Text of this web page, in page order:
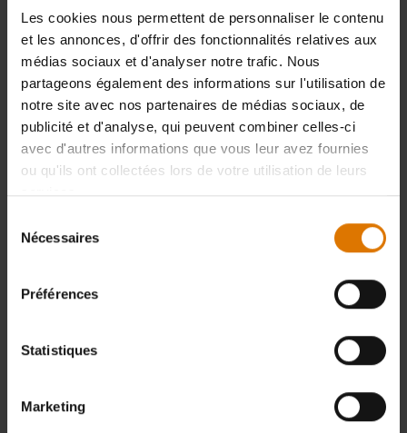
Les cookies nous permettent de personnaliser le contenu
et les annonces, d'offrir des fonctionnalités relatives aux
médias sociaux et d'analyser notre trafic. Nous
partageons également des informations sur l'utilisation de
notre site avec nos partenaires de médias sociaux, de
publicité et d'analyse, qui peuvent combiner celles-ci
avec d'autres informations que vous leur avez fournies
ou qu'ils ont collectées lors de votre utilisation de leurs
services.
Nécessaires
Préférences
Statistiques
Marketing